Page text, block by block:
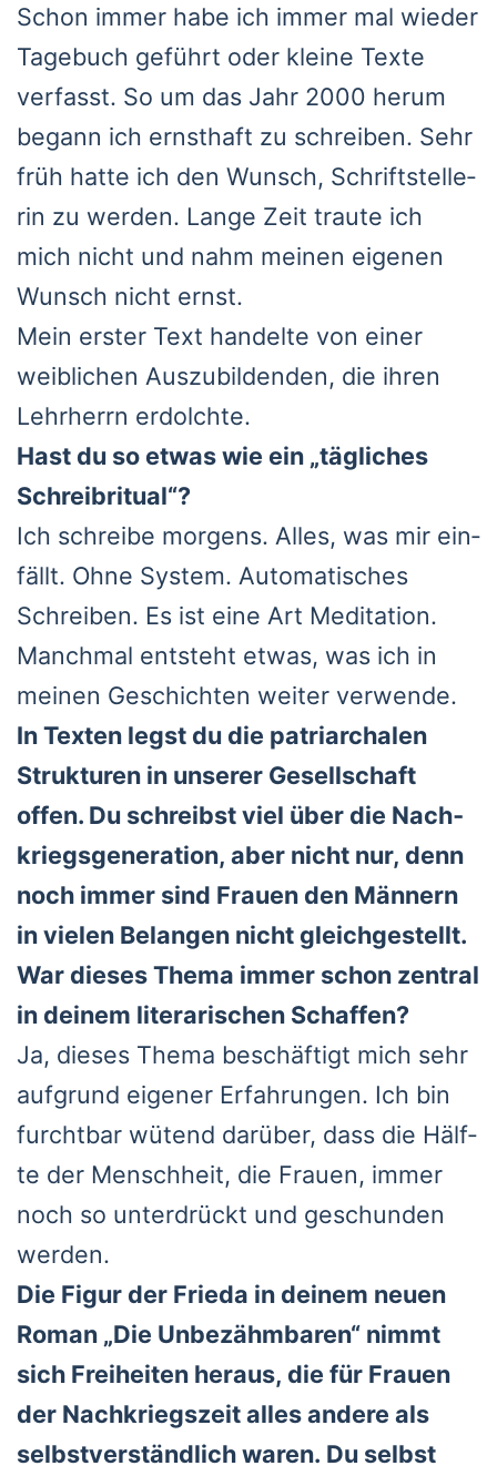
Schon immer habe ich immer mal wie­der
Tage­buch geführt oder klei­ne Tex­te
ver­fasst. So um das Jahr 2000 her­um
begann ich ernst­haft zu schrei­ben. Sehr
früh hat­te ich den Wunsch, Schrift­stel­le­
rin zu wer­den. Lan­ge Zeit trau­te ich
mich nicht und nahm mei­nen eige­nen
Wunsch nicht ernst.
Mein ers­ter Text han­del­te von einer
weib­li­chen Aus­zu­bil­den­den, die ihren
Lehr­herrn erdolch­te.
Hast du so etwas wie ein „täg­li­ches
Schreib­ri­tu­al“?
Ich schrei­be mor­gens. Alles, was mir ein­
fällt. Ohne Sys­tem. Auto­ma­ti­sches
Schrei­ben. Es ist eine Art Medi­ta­ti­on.
Manch­mal ent­steht etwas, was ich in
mei­nen Geschich­ten wei­ter ver­wen­de.
In Tex­ten legst du die patri­ar­cha­len
Struk­tu­ren in unse­rer Gesell­schaft
offen. Du schreibst viel über die Nach­
kriegs­ge­nera­ti­on, aber nicht nur, denn
noch immer sind Frau­en den Män­nern
in vie­len Belan­gen nicht gleich­ge­stellt.
War die­ses The­ma immer schon zen­tral
in dei­nem lite­ra­ri­schen Schaf­fen?
Ja, die­ses The­ma beschäf­tigt mich sehr
auf­grund eige­ner Erfah­run­gen. Ich bin
furcht­bar wütend dar­über, dass die Hälf­
te der Mensch­heit, die Frau­en, immer
noch so unter­drückt und geschun­den
wer­den.
Die Figur der Frie­da in dei­nem neu­en
Roman „Die Unbe­zähm­ba­ren“ nimmt
sich Frei­hei­ten her­aus, die für Frau­en
der Nach­kriegs­zeit alles ande­re als
selbst­ver­ständ­lich waren. Du selbst